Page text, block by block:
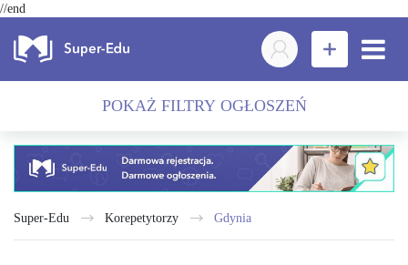
//end
POKAŻ FILTRY OGŁOSZEŃ
Super-Edu Korepetytorzy Gdynia